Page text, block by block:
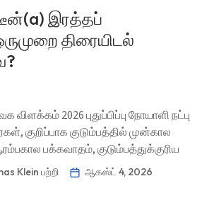
இரத்தப்
திரையிடல்
2026 புதுப்பிப்பு நோயாளி நட்பு
குறிப்பாக குடும்பத்தில் முன்கால
பக்கவாதம், குடும்பத்துக்குரிய
வால்வு குறுகல், அல்லது சாதாரண LDL
நாளக் கோளாறு உள்ளவர்கள்
ஒருமுறை அளவிடப்பட
Klein பற்றி
ஆகஸ்ட் 4, 2026